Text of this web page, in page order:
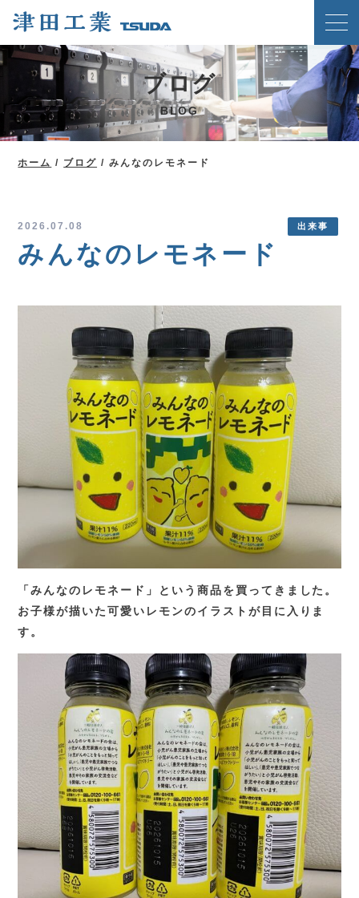
ホーム
クリンチングスピードファスナー工法
津田工業の強み
技術紹介
ブログ
メディア掲載実績
TEL.0583-71-1422
お問い合わせ
ブログ
BLOG
ホーム / ブログ / みんなのレモネード
2026.07.08 出来事
みんなのレモネード
「みんなのレモネード」という商品を買ってきました。
お子様が描いた可愛いレモンのイラストが目に入りま
す。